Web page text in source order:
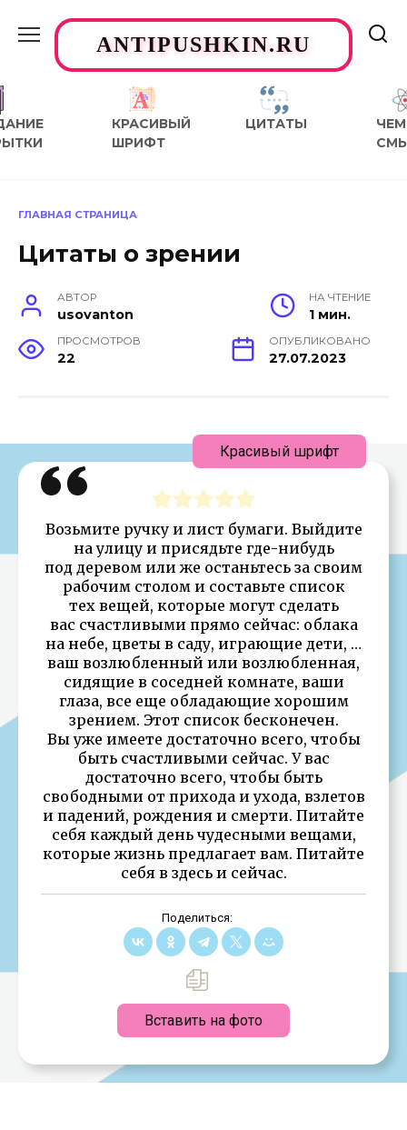
содержаниюANTIPUSHKIN.RU
КРАСИВЫЙ
ШРИФТ
ЦИТАТЫ
ЧЕМ
ГЛАВНАЯ СТРАНИЦА
Цитаты о зрении
АВТОР
usovanton
НА ЧТЕНИЕ
1 мин.
ПРОСМОТРОВ
22
ОПУБЛИКОВАНО
27.07.2023
Возьмите ручку и лист бумаги. Выйдите
на улицу и присядьте где-нибудь
под деревом или же останьтесь за своим
рабочим столом и составьте список
тех вещей, которые могут сделать
вас счастливыми прямо сейчас: облака
на небе, цветы в саду, играющие дети, …
ваш возлюбленный или возлюбленная,
сидящие в соседней комнате, ваши
глаза, все еще обладающие хорошим
зрением. Этот список бесконечен.
Вы уже имеете достаточно всего, чтобы
быть счастливыми сейчас. У вас
достаточно всего, чтобы быть
свободными от прихода и ухода, взлетов
и падений, рождения и смерти. Питайте
себя каждый день чудесными вещами,
которые жизнь предлагает вам. Питайте
себя в здесь и сейчас.
Поделиться:
Вставить на фото
Красивый шрифт